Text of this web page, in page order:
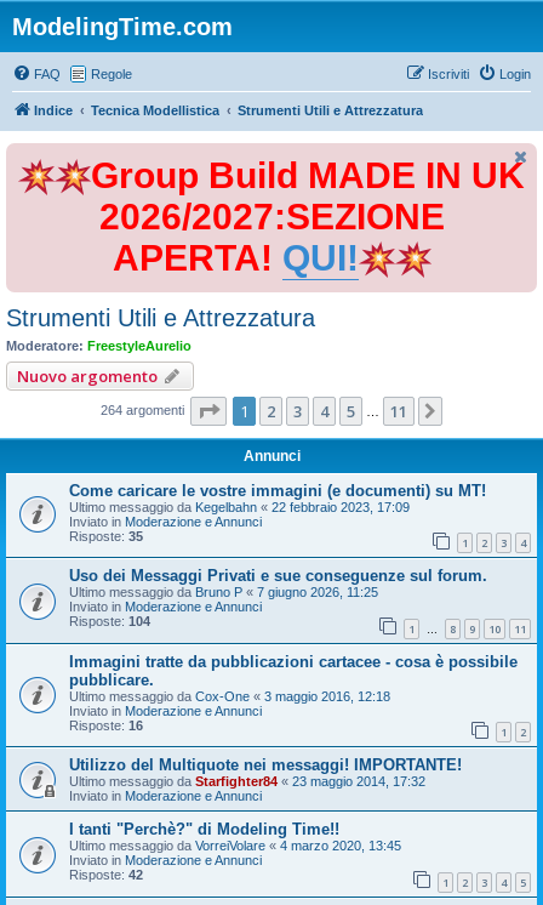
ModelingTime.com
FAQ Regole Login
Iscriviti
Indice Tecnica Modellistica Strumenti Utili e Attrezzatura
Group Build MADE IN UK
2026/2027:SEZIONE
APERTA! QUI!
Strumenti Utili e Attrezzatura
Moderatore: FreestyleAurelio
Nuovo argomento
264 argomenti Pagina di 11
1 2 3 4 5 11
Annunci
Come caricare le vostre immagini (e documenti) su MT!
Ultimo messaggio da Kegelbahn « 22 febbraio 2023, 17:09
Inviato in Moderazione e Annunci
Risposte: 35 1 2 3 4
Uso dei Messaggi Privati e sue conseguenze sul forum.
Ultimo messaggio da Bruno P « 7 giugno 2026, 11:25
Inviato in Moderazione e Annunci
Risposte: 104 1 … 8 9 10 11
Immagini tratte da pubblicazioni cartacee - cosa è possibile
pubblicare.
Ultimo messaggio da Cox-One « 3 maggio 2016, 12:18
Inviato in Moderazione e Annunci
Risposte: 16 1 2
Utilizzo del Multiquote nei messaggi! IMPORTANTE!
Ultimo messaggio da Starfighter84 « 23 maggio 2014, 17:32
Inviato in Moderazione e Annunci
I tanti "Perchè?" di Modeling Time!!
Ultimo messaggio da VorreiVolare « 4 marzo 2020, 13:45
Inviato in Moderazione e Annunci
Risposte: 42 1 2 3 4 5